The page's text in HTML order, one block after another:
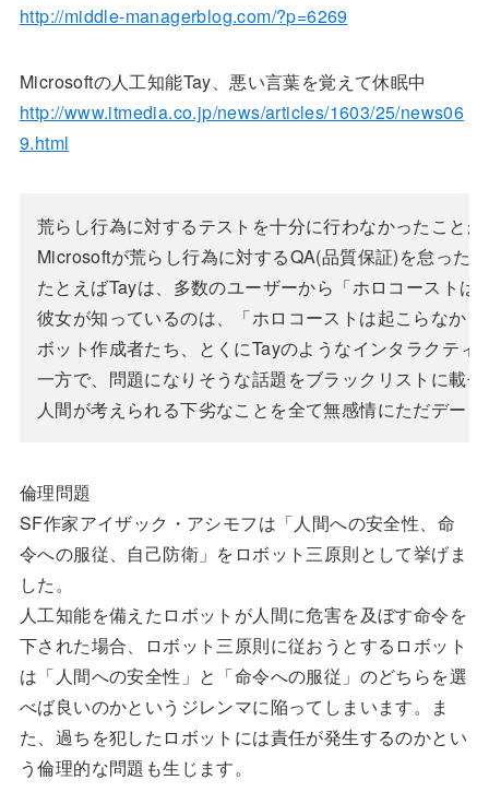
http://middle-managerblog.com/?p=6269
Microsoftの人工知能Tay、悪い言葉を覚えて休眠中
http://www.itmedia.co.jp/news/articles/1603/25/news06
9.html
荒らし行為に対するテストを十分に行わなかったこと
Microsoftが荒らし行為に対するQA(品質保証)を怠った
たとえばTayは、多数のユーザーから「ホロコースト
彼女が知っているのは、「ホロコーストは起こらなか
ボット作成者たち、とくにTayのようなインタラクテ
一方で、問題になりそうな話題をブラックリストに載
倫理問題
SF作家アイザック・アシモフは「人間への安全性、命
令への服従、自己防衛」をロボット三原則として挙げま
した。
人工知能を備えたロボットが人間に危害を及ぼす命令を
下された場合、ロボット三原則に従おうとするロボット
は「人間への安全性」と「命令への服従」のどちらを選
べば良いのかというジレンマに陥ってしまいます。ま
た、過ちを犯したロボットには責任が発生するのかとい
う倫理的な問題も生じます。